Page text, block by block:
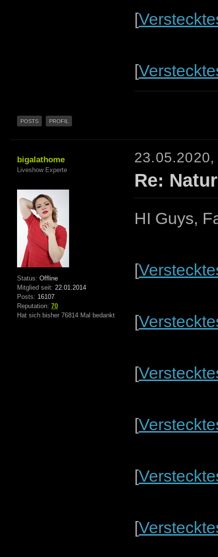
[
[
POSTS PROFIL
bigalathome
Liveshow Experte
Status: Offline
Mitglied seit: 22.01.2014
Posts: 16107
Reputation: 70
Hat sich bisher 76814 Mal bedankt
Re:
HI Guys,
[
[
[
[
[
[